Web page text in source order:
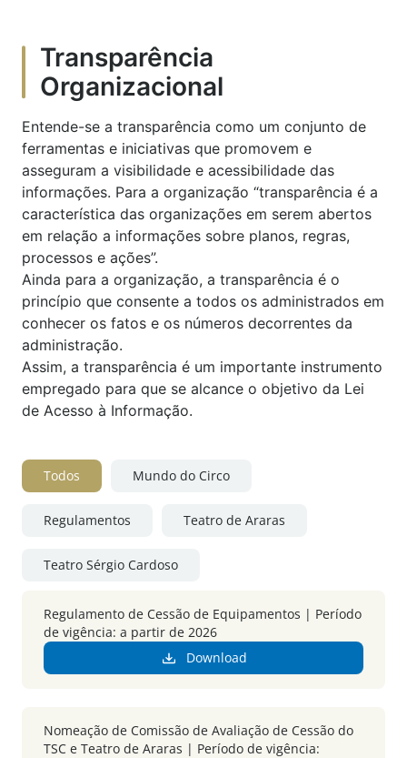
Transparência
Organizacional
Entende-se a transparência como um conjunto de
ferramentas e iniciativas que promovem e
asseguram a visibilidade e acessibilidade das
informações. Para a organização “transparência é a
característica das organizações em serem abertos
em relação a informações sobre planos, regras,
processos e ações”.
Ainda para a organização, a transparência é o
princípio que consente a todos os administrados em
conhecer os fatos e os números decorrentes da
administração.
Assim, a transparência é um importante instrumento
empregado para que se alcance o objetivo da Lei
de Acesso à Informação.
Todos Mundo do Circo
Regulamentos Teatro de Araras
Teatro Sérgio Cardoso
Regulamento de Cessão de Equipamentos | Período
de vigência: a partir de 2026
Download
Nomeação de Comissão de Avaliação de Cessão do
TSC e Teatro de Araras | Período de vigência: